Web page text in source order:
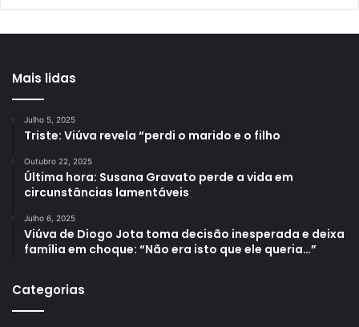
Mais lidas
Julho 5, 2025
Triste: Viúva revela “perdi o marido e o filho
Outubro 22, 2025
Última hora: Susana Gravato perde a vida em
circunstâncias lamentáveis
Julho 6, 2025
Viúva de Diogo Jota toma decisão inesperada e deixa
família em choque: “Não era isto que ele queria…”
Categorias